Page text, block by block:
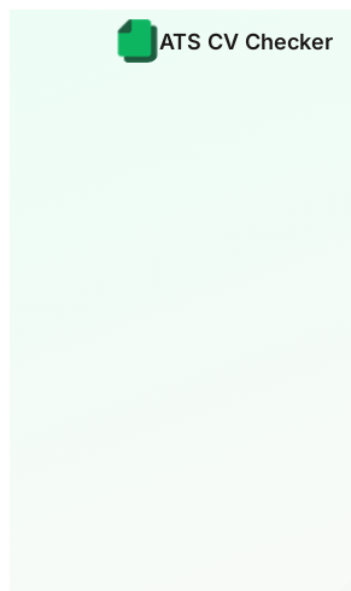
ATS CV Checker